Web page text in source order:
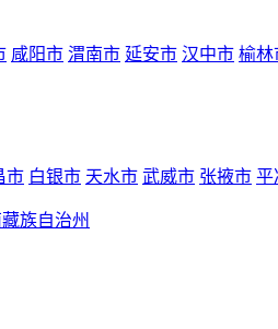
咸阳市 渭南市 延安市 汉中市 榆林
市 白银市 天水市 武威市 张掖市 平
族自治州